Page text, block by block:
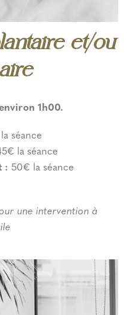
et/ou
1h00.
séance
la séance
: 50€ la séance
une intervention à